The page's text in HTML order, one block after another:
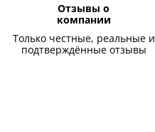
Отзывы о
компании
Только честные, реальные и
подтверждённые отзывы